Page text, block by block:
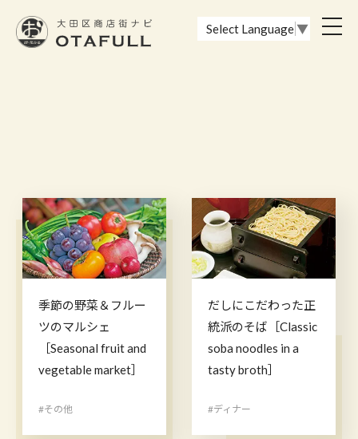
Select Language ▼
季節の野菜＆フルー
ツのマルシェ
［Seasonal fruit and
vegetable market］
#その他
だしにこだわった正
統派のそば［Classic
soba noodles in a
tasty broth］
#ディナー